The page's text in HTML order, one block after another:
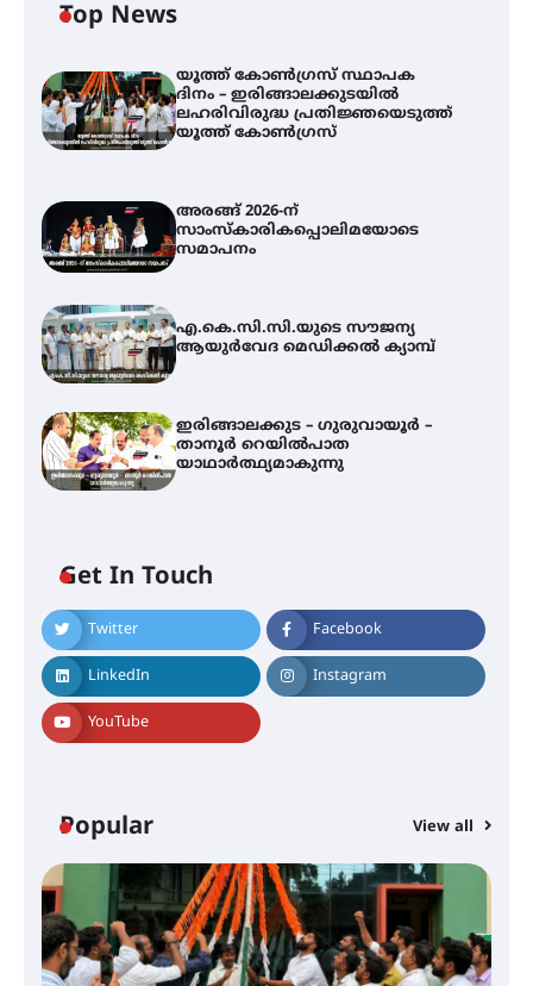
Top News
യൂത്ത് കോൺഗ്രസ്‌ സ്ഥാപക
ദിനം – ഇരിങ്ങാലക്കുടയിൽ
ലഹരിവിരുദ്ധ പ്രതിജ്ഞയെടുത്ത്
യൂത്ത് കോൺഗ്രസ്
അരങ്ങ് 2026-ന്
സാംസ്കാരികപ്പൊലിമയോടെ
സമാപനം
എ.കെ.സി.സി.യുടെ സൗജന്യ
ആയുർവേദ മെഡിക്കൽ ക്യാമ്പ്
ഇരിങ്ങാലക്കുട – ഗുരുവായൂർ –
താനൂർ റെയിൽപാത
യാഥാർത്ഥ്യമാകുന്നു
Get In Touch
Twitter Facebook
LinkedIn Instagram
YouTube
Popular View all
എ.കെ.സി.സി.യുടെ സൗജന്യ
ആയുർവേദ മെഡിക്കൽ ക്യാമ്പ്
തിരനോട്ടം ‘അരങ്ങ് 2026’ ഉണർന്നു